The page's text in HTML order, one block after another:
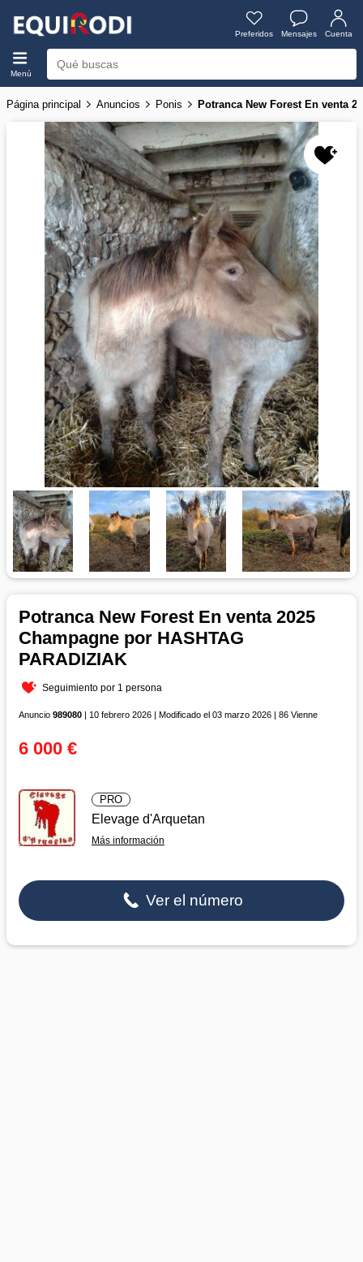
Preferidos Mensajes Cuenta
Menú
Página principal Anuncios Ponis Potranca New Forest En venta
Potranca New Forest En venta 2025
Champagne por HASHTAG
PARADIZIAK
Seguimiento por 1 persona
Anuncio 989080 | 10 febrero 2026 | Modificado el 03 marzo 2026 | 86 Vienne
6 000 €
PRO
Elevage d'Arquetan
Más información
Ver el número